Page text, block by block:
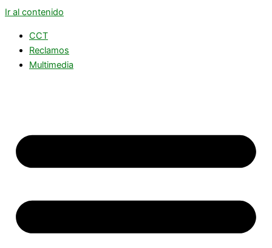
Ir al contenido
CCT
Reclamos
Multimedia